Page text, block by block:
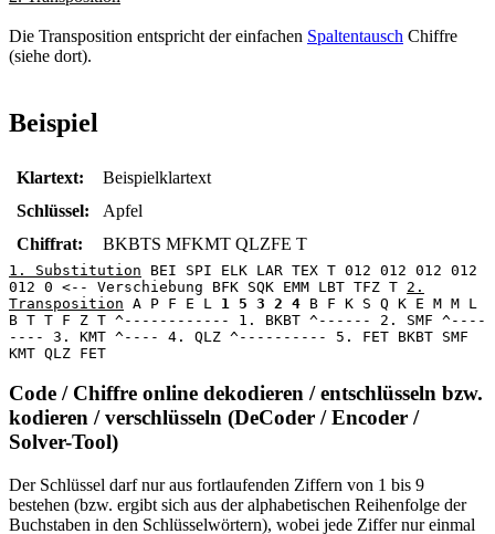
Die Transposition entspricht der einfachen Spaltentausch Chiffre
(siehe dort).
Beispiel
Klartext:
Beispielklartext
Schlüssel:
Apfel
Chiffrat:
BKBTS MFKMT QLZFE T
1. Substitution BEI SPI ELK LAR TEX T 012 012 012 012
012 0 <-- Verschiebung BFK SQK EMM LBT TFZ T 2.
Transposition A P F E L 1 5 3 2 4 B F K S Q K E M M L
B T T F Z T ^------------ 1. BKBT ^------ 2. SMF ^----
---- 3. KMT ^---- 4. QLZ ^---------- 5. FET BKBT SMF
KMT QLZ FET
Code / Chiffre online dekodieren / entschlüsseln bzw.
kodieren / verschlüsseln (DeCoder / Encoder /
Solver-Tool)
Der Schlüssel darf nur aus fortlaufenden Ziffern von 1 bis 9
bestehen (bzw. ergibt sich aus der alphabetischen Reihenfolge der
Buchstaben in den Schlüsselwörtern), wobei jede Ziffer nur einmal